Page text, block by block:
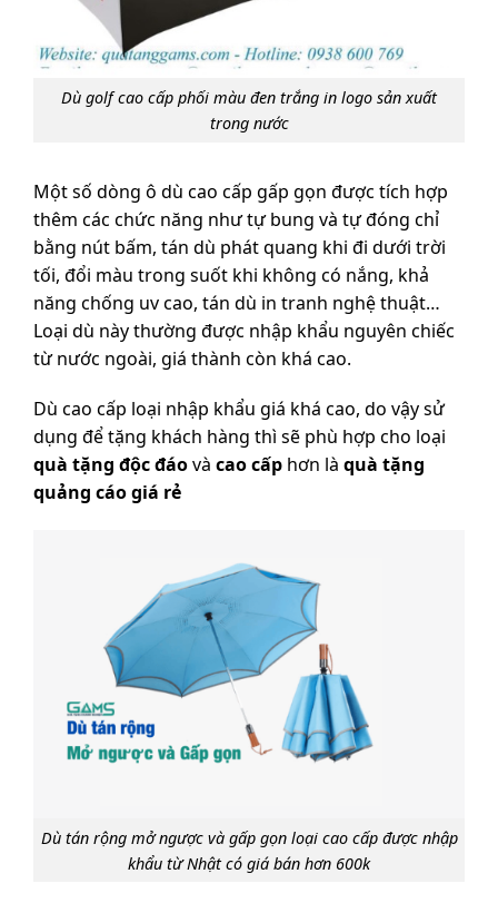
Dù golf cao cấp phối màu đen trắng in logo sản xuất
trong nước
Một số dòng ô dù cao cấp gấp gọn được tích hợp
thêm các chức năng như tự bung và tự đóng chỉ
bằng nút bấm, tán dù phát quang khi đi dưới trời
tối, đổi màu trong suốt khi không có nắng, khả
năng chống uv cao, tán dù in tranh nghệ thuật…
Loại dù này thường được nhập khẩu nguyên chiếc
từ nước ngoài, giá thành còn khá cao.
Dù cao cấp loại nhập khẩu giá khá cao, do vậy sử
dụng để tặng khách hàng thì sẽ phù hợp cho loại
quà tặng độc đáovà cao cấp hơn là quà tặng
quảng cáo giá rẻ
Dù tán rộng mở ngược và gấp gọn loại cao cấp được nhập
khẩu từ Nhật có giá bán hơn 600k